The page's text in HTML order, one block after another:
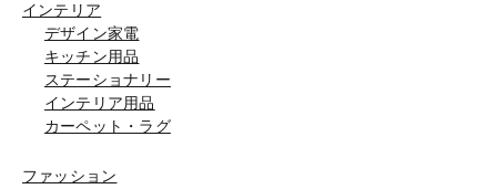
インテリア
デザイン家電
キッチン用品
ステーショナリー
インテリア用品
カーペット・ラグ
ファッション